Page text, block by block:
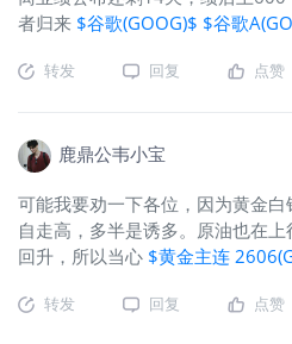
者归来 $谷歌(GOOG)$ $谷歌
转发 回复 点赞
鹿鼎公韦小宝
可能我要劝一下各位，因为黄金
自走高，多半是诱多。原油也在
回升，所以当心 $黄金主连
转发 回复 点赞